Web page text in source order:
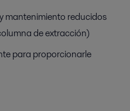
mantenimiento reducidos
de extracción)
para proporcionarle